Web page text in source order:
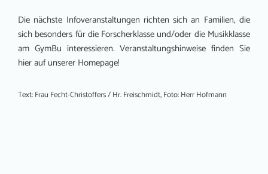
Die nächste Infoveranstaltungen richten sich an Familien, die
sich besonders für die Forscherklasse und/oder die Musikklasse
am GymBu interessieren. Veranstaltungshinweise finden Sie
hier auf unserer Homepage!
Text: Frau Fecht-Christoffers / Hr. Freischmidt, Foto: Herr Hofmann